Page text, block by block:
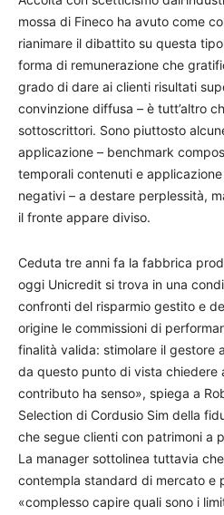
mossa di Fineco ha avuto come
rianimare il dibattito su questa
forma di remunerazione che
grado di dare ai clienti risultati
convinzione diffusa – è tutt’altro
sottoscrittori. Sono piuttosto
applicazione – benchmark
temporali contenuti e
negativi – a destare perplessità,
il fronte appare diviso.
Ceduta tre anni fa la fabbrica
oggi Unicredit si trova in una
confronti del risparmio gestito e
origine le commissioni di
finalità valida: stimolare il gestore
da questo punto di vista chiedere
contributo ha senso», spiega a
Selection di Cordusio Sim della
che segue clienti con patrimoni a
La manager sottolinea tuttavia
contempla standard di mercato e
«complesso capire quali sono i